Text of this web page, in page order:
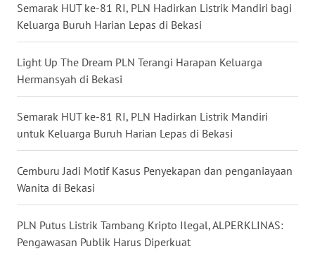
Semarak HUT ke-81 RI, PLN Hadirkan Listrik Mandiri bagi
Keluarga Buruh Harian Lepas di Bekasi
Light Up The Dream PLN Terangi Harapan Keluarga
Hermansyah di Bekasi
Semarak HUT ke-81 RI, PLN Hadirkan Listrik Mandiri
untuk Keluarga Buruh Harian Lepas di Bekasi
Cemburu Jadi Motif Kasus Penyekapan dan penganiayaan
Wanita di Bekasi
PLN Putus Listrik Tambang Kripto Ilegal, ALPERKLINAS:
Pengawasan Publik Harus Diperkuat
WN
GORONTALO
WN
WN
WN
DAIRI